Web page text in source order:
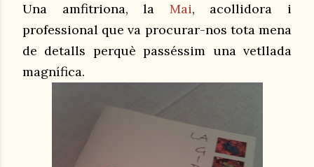
Una amfitriona, la Mai, acollidora i
professional que va procurar-nos tota mena
de detalls perquè passéssim una vetllada
magnífica.